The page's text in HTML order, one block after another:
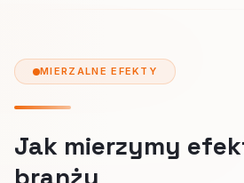
MIERZALNE EFEKTY
Jak mierzymy